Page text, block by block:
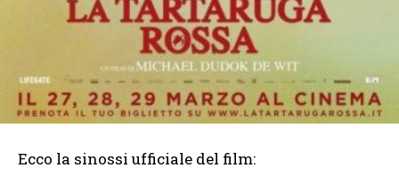
Ecco la sinossi ufficiale del film: